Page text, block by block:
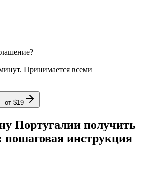
Принимается всеми
от $19
Португалии получить
пошаговая инструкция